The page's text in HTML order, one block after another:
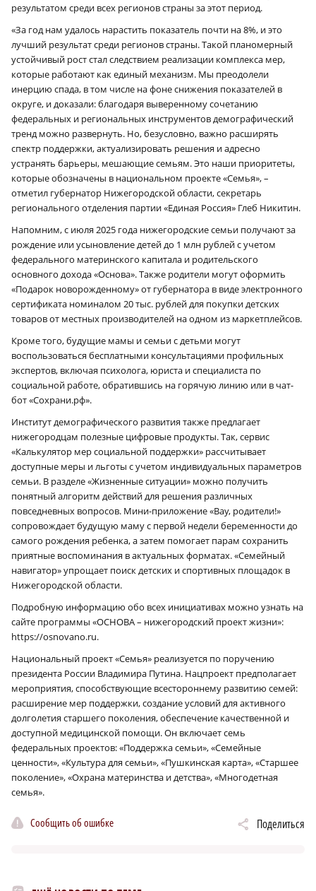
результатом среди всех регионов страны за этот период.
«За год нам удалось нарастить показатель почти на 8%, и это
лучший результат среди регионов страны. Такой планомерный
устойчивый рост стал следствием реализации комплекса мер,
которые работают как единый механизм. Мы преодолели
инерцию спада, в том числе на фоне снижения показателей в
округе, и доказали: благодаря выверенному сочетанию
федеральных и региональных инструментов демографический
тренд можно развернуть. Но, безусловно, важно расширять
спектр поддержки, актуализировать решения и адресно
устранять барьеры, мешающие семьям. Это наши приоритеты,
которые обозначены в национальном проекте «Семья», –
отметил губернатор Нижегородской области, секретарь
регионального отделения партии «Единая Россия» Глеб Никитин.
Напомним, с июля 2025 года нижегородские семьи получают за
рождение или усыновление детей до 1 млн рублей с учетом
федерального материнского капитала и родительского
основного дохода «Основа». Также родители могут оформить
«Подарок новорожденному» от губернатора в виде электронного
сертификата номиналом 20 тыс. рублей для покупки детских
товаров от местных производителей на одном из маркетплейсов.
Кроме того, будущие мамы и семьи с детьми могут
воспользоваться бесплатными консультациями профильных
экспертов, включая психолога, юриста и специалиста по
социальной работе, обратившись на горячую линию или в чат-
бот «Сохрани.рф».
Институт демографического развития также предлагает
нижегородцам полезные цифровые продукты. Так, сервис
«Калькулятор мер социальной поддержки» рассчитывает
доступные меры и льготы с учетом индивидуальных параметров
семьи. В разделе «Жизненные ситуации» можно получить
понятный алгоритм действий для решения различных
повседневных вопросов. Мини-приложение «Вау, родители!»
сопровождает будущую маму с первой недели беременности до
самого рождения ребенка, а затем помогает парам сохранить
приятные воспоминания в актуальных форматах. «Семейный
навигатор» упрощает поиск детских и спортивных площадок в
Нижегородской области.
Подробную информацию обо всех инициативах можно узнать на
сайте программы «ОСНОВА – нижегородский проект жизни»:
https://osnovano.ru.
Национальный проект «Семья» реализуется по поручению
президента России Владимира Путина. Нацпроект предполагает
мероприятия, способствующие всестороннему развитию семей:
расширение мер поддержки, создание условий для активного
долголетия старшего поколения, обеспечение качественной и
доступной медицинской помощи. Он включает семь
федеральных проектов: «Поддержка семьи», «Семейные
ценности», «Культура для семьи», «Пушкинская карта», «Старшее
поколение», «Охрана материнства и детства», «Многодетная
семья».
Сообщить об ошибке Поделиться